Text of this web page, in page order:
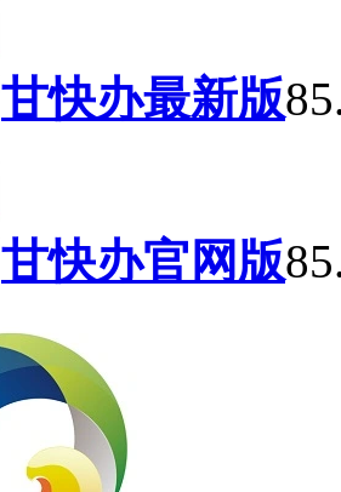
甘快办最新版
甘快办官网版